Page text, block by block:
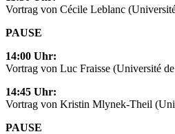
Vortrag von Cécile Leblanc
PAUSE
14:00 Uhr:
Vortrag von Luc Fraisse (Université
14:45 Uhr:
Vortrag von Kristin Mlynek-Theil
PAUSE